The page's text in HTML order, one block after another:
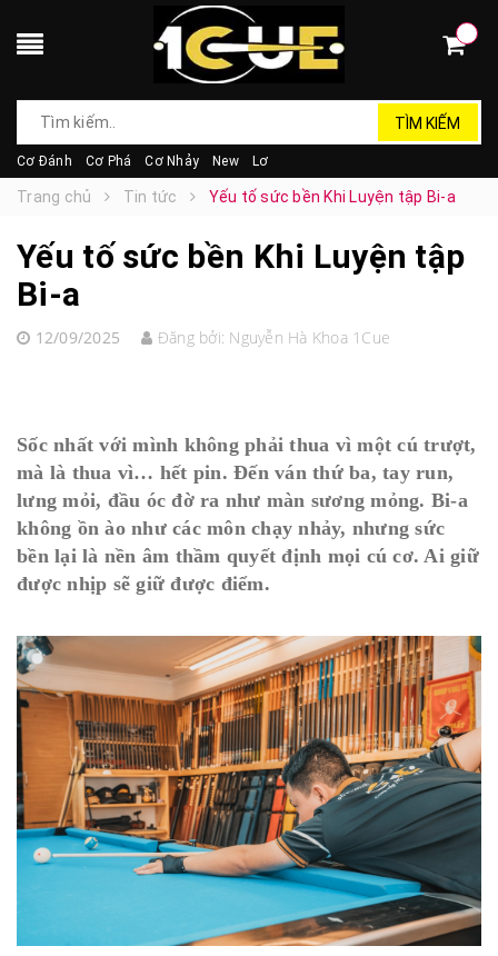
TÌM KIẾM
Cơ Đánh Cơ Phá Cơ Nhảy New Lơ
Trang chủ Tin tức Yếu tố sức bền Khi Luyện tập Bi-a
Yếu tố sức bền Khi Luyện tập
Bi-a
12/09/2025 Đăng bởi: Nguyễn Hà Khoa 1Cue
Sốc nhất với mình không phải thua vì một cú trượt,
mà là thua vì… hết pin. Đến ván thứ ba, tay run,
lưng mỏi, đầu óc đờ ra như màn sương mỏng. Bi-a
không ồn ào như các môn chạy nhảy, nhưng sức
bền lại là nền âm thầm quyết định mọi cú cơ. Ai giữ
được nhịp sẽ giữ được điểm.